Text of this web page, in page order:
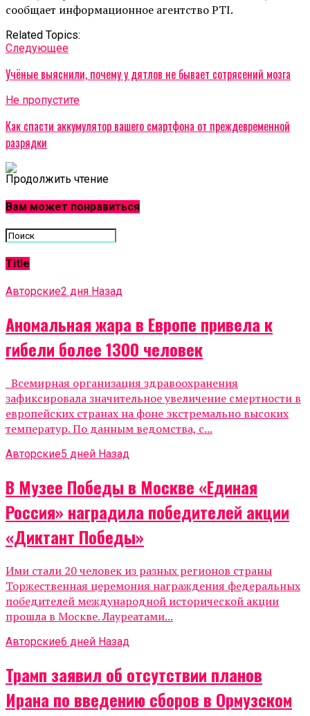
сообщает информационное агентство PTI.
Related Topics:
Cледующее
Учёные выяснили, почему у дятлов не бывает сотрясений мозга
Не пропустите
Как спасти аккумулятор вашего смартфона от преждевременной
разрядки
Продолжить чтение
Вам может понравиться
Title
Авторские2 дня Назад
Аномальная жара в Европе привела к
гибели более 1300 человек
Всемирная организация здравоохранения
зафиксировала значительное увеличение смертности в
европейских странах на фоне экстремально высоких
температур. По данным ведомства, с...
Авторские5 дней Назад
В Музее Победы в Москве «Единая
Россия» наградила победителей акции
«Диктант Победы»
Ими стали 20 человек из разных регионов страны
Торжественная церемония награждения федеральных
победителей международной исторической акции
прошла в Москве. Лауреатами...
Авторские6 дней Назад
Трамп заявил об отсутствии планов
Ирана по введению сборов в Ормузском